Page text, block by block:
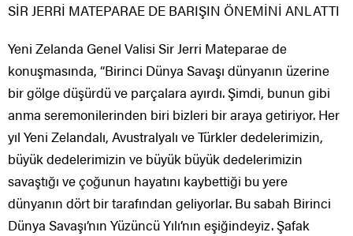
SİR JERRİ MATEPARAE DE BARIŞIN ÖNEMİNİ ANLATTI
Yeni Zelanda Genel Valisi Sir Jerri Mateparae de
konuşmasında, “Birinci Dünya Savaşı dünyanın üzerine
bir gölge düşürdü ve parçalara ayırdı. Şimdi, bunun gibi
anma seremonilerinden biri bizleri bir araya getiriyor. Her
yıl Yeni Zelandalı, Avustralyalı ve Türkler dedelerimizin,
büyük dedelerimizin ve büyük büyük dedelerimizin
savaştığı ve çoğunun hayatını kaybettiği bu yere
dünyanın dört bir tarafından geliyorlar. Bu sabah Birinci
Dünya Savaşı’nın Yüzüncü Yılı’nın eşiğindeyiz. Şafak